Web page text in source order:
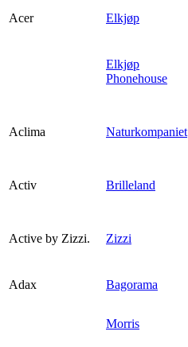
Acer Elkjøp
Elkjøp
Phonehouse
Aclima Naturkompaniet
Activ Brilleland
Active by Zizzi. Zizzi
Adax
Bagorama
Morris